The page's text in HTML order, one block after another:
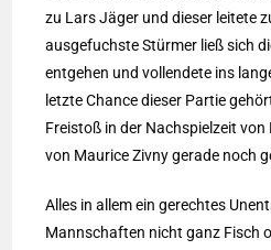
zu Lars Jäger und dieser leitete
ausgefuchste Stürmer ließ sich
entgehen und vollendete ins
letzte Chance dieser Partie
Freistoß in der Nachspielzeit
von Maurice Zivny gerade noch
Alles in allem ein gerechtes
Mannschaften nicht ganz Fisch